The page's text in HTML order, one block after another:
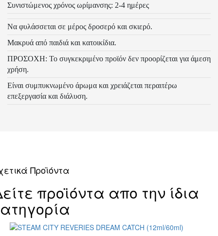
Συνιστώμενος χρόνος ωρίμανσης: 2-4 ημέρες
Να φυλάσσεται σε μέρος δροσερό και σκιερό.
Μακρυά από παιδιά και κατοικίδια.
ΠΡΟΣΟΧΗ: Το συγκεκριμένο προϊόν δεν προορίζεται για άμεση
χρήση.
Είναι συμπυκνωμένο άρωμα και χρειάζεται περαιτέρω
επεξεργασία και διάλυση.
Προϊόντα
προϊόντα απο την ίδια